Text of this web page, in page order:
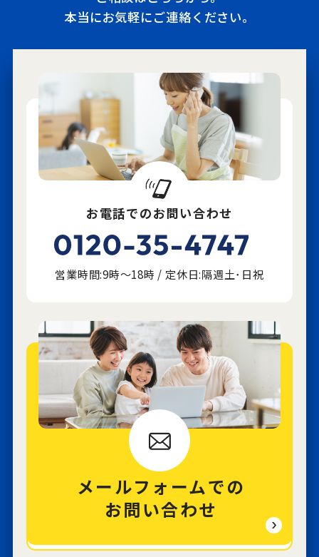
本当にお気軽にご連絡ください。
お電話でのお問い合わせ
営業時間:9時～18時 / 定休日:隔週土･日祝
メールフォームでの
お問い合わせ